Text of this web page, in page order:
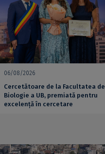
06/08/2026
Cercetătoare de la Facultatea de
Biologie a UB, premiată pentru
excelență în cercetare